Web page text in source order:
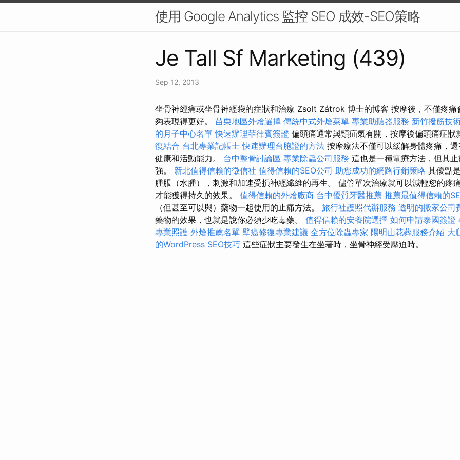
使用 Google Analytics 監控 SEO 成效-SEO策略
Je Tall Sf Marketing (439)
Sep 12, 2013
坐骨神經痛或坐骨神經袋的症狀和治療 Zsolt Zátrok 博士的博客 按摩後，不僅疼痛
夠表現得更好。 苗栗地區外燴選擇 傳統中式外燴菜單 專業助聽器服務 新竹撥筋技
的月子中心名單 快速辦理菲律賓簽證 偏頭痛通常與頸疝氣有關，按摩後偏頭痛症狀
復結合 台北專業記帳士 快速辦理台胞證的方法 按摩療法不僅可以緩解身體疼痛，
健康和活動能力。 台中整骨討論區 專業除蟲公司服務 這也是一種電療方法，但其
強。 新北值得信賴的徵信社 值得信賴的SEO公司 助您成功的網路行銷策略 其優點
腫脹（水腫），刺激和加速受損神經纖維的再生。 儘管單次治療就可以減輕您的疼
才能獲得持久的效果。 值得信賴的外燴廠商 台中優質牙醫推薦 推薦最值得信賴的
（但甚至可以與）藥物一起使用的止痛方法。 旅行社護照代辦服務 透明的搬家公司
藥物的效果，也就是說你必須少吃毒藥。 值得信賴的安養院選擇 如何申請泰國簽證
專業照護 外燴推薦名單 壁癌修復專業建議 全方位除蟲專家 陽明山花葬服務介紹 大
的WordPress SEO技巧 這些症狀主要發生在坐著時，坐骨神經受壓迫時。